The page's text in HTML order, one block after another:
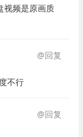
视频是原画质
@回复
不行
@回复